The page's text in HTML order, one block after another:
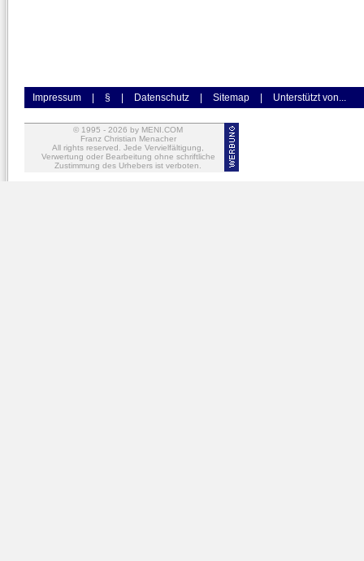
Impressum § Datenschutz Sitemap Unterstützt von...
© 1995 - 2026 by MENI.COM
Franz Christian Menacher
All rights reserved. Jede Vervielfältigung,
Verwertung oder Bearbeitung ohne schriftliche
Zustimmung des Urhebers ist verboten.